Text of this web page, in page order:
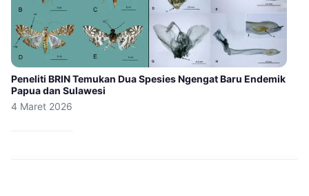
Peneliti BRIN Temukan Dua Spesies Ngengat Baru Endemik
Papua dan Sulawesi
4 Maret 2026